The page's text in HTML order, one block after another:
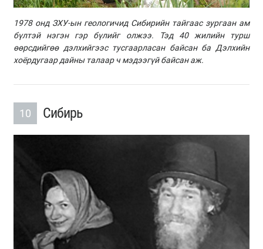
1978 онд ЗХУ-ынгеологичид Сибирийн тайгаас зургаан ам
бүлтэй нэгэн гэр бүлийг олжээ. Тэд 40 жилийн турш
өөрсдийгөө дэлхийгээс тусгаарласан байсан ба Дэлхийн
хоёрдугаар дайны талаар ч мэдээгүй байсан аж.
10 Сибирь